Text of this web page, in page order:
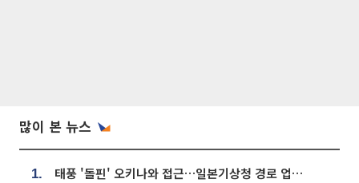
많이 본 뉴스
1. 태풍 '돌핀' 오키나와 접근…일본기상청 경로 업데이트